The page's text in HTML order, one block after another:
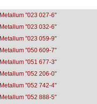
Metallum "023 027-6"
Metallum "023 032-6"
Metallum "023 059-9"
Metallum "050 609-7"
Metallum "051 677-3"
Metallum "052 206-0"
Metallum "052 742-4"
Metallum "052 888-5"